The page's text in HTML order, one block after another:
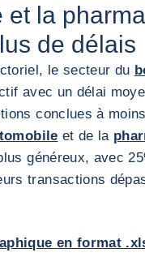
et la
de délais
le secteur du
avec un délai
conclues à
et de la
généreux, avec
transactions
en format